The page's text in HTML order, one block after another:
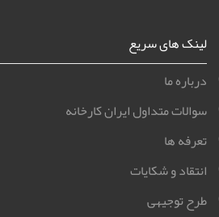
لینک های سریع
درباره ما
سوالات متداول ایران کارخانه
تعرفه ها
انتقاد و شکایات
طرح توجیهی